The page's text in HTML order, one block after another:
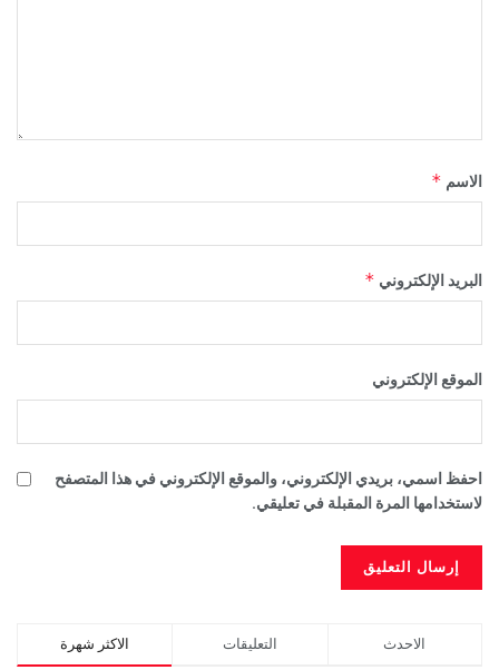
الاسم *
البريد الإلكتروني *
الموقع الإلكتروني
احفظ اسمي، بريدي الإلكتروني، والموقع الإلكتروني في هذا المتصفح
لاستخدامها المرة المقبلة في تعليقي.
الاكثر شهرة التعليقات الاحدث